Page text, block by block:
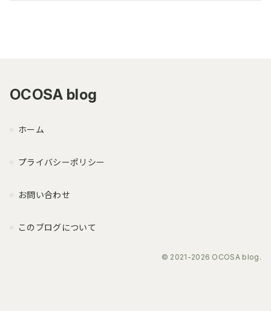
OCOSA blog
ホーム
プライバシーポリシー
お問い合わせ
このブログについて
© 2021-2026 OCOSA blog.